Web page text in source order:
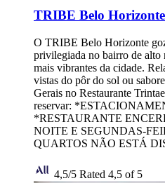
TRIBE Belo Horizonte
O TRIBE Belo Horizonte
privilegiada no bairro de alto
mais vibrantes da cidade.
vistas do pôr do sol ou
Gerais no Restaurante
reservar:
*RESTAURANTE
NOITE E SEGUNDAS-
QUARTOS NÃO ESTÁ
4,5/5 Rated 4,5 of 5